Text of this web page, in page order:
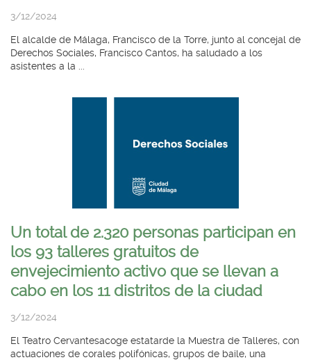
3/12/2024
El alcalde de Málaga, Francisco de la Torre, junto al concejal de
Derechos Sociales, Francisco Cantos, ha saludado a los
asistentes a la ...
Un total de 2.320 personas participan en
los 93 talleres gratuitos de
envejecimiento activo que se llevan a
cabo en los 11 distritos de la ciudad
3/12/2024
El Teatro Cervantesacoge estatarde la Muestra de Talleres, con
actuaciones de corales polifónicas, grupos de baile, una